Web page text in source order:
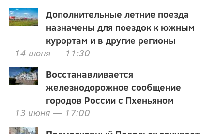
Дополнительные летние поезда
назначены для поездок к южным
курортам и в другие регионы
14 июня — 11:30
Восстанавливается
железнодорожное сообщение
городов России с Пхеньяном
13 июня — 17:00